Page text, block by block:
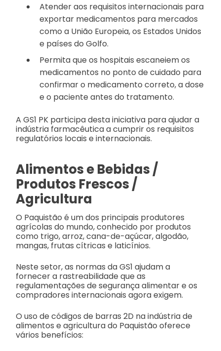
Atender aos requisitos internacionais para
exportar medicamentos para mercados
como a União Europeia, os Estados Unidos
e países do Golfo.
Permita que os hospitais escaneiem os
medicamentos no ponto de cuidado para
confirmar o medicamento correto, a dose
e o paciente antes do tratamento.
A GS1 PK participa desta iniciativa para ajudar a
indústria farmacêutica a cumprir os requisitos
regulatórios locais e internacionais.
Alimentos e Bebidas /
Produtos Frescos /
Agricultura
O Paquistão é um dos principais produtores
agrícolas do mundo, conhecido por produtos
como trigo, arroz, cana-de-açúcar, algodão,
mangas, frutas cítricas e laticínios.
Neste setor, as normas da GS1 ajudam a
fornecer a rastreabilidade que as
regulamentações de segurança alimentar e os
compradores internacionais agora exigem.
O uso de códigos de barras 2D na indústria de
alimentos e agricultura do Paquistão oferece
vários benefícios: